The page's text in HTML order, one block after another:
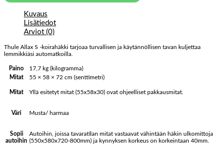
Kuvaus
Lisätiedot
Arviot (0)
Thule Allax S -koirahäkki tarjoaa turvallisen ja käytännöllisen tavan kuljettaa
lemmikkiäsi automatkoilla.
Paino
17,7 kg (kilogramma)
Mitat
55 × 58 × 72 cm (senttimetri)
Mitat Yllä esitetyt mitat (55x58x30) ovat ohjeelliset pakkausmitat.
Väri Musta/ harmaa
Sopii
autoihin
Autoihin, joissa tavaratilan mitat vastaavat vähintään häkin ulkomittoja
(550x580x720-800mm) ja kynnyksen korkeus on korkeintaan 40mm.